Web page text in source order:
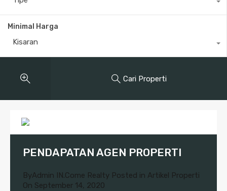
Minimal Harga
Kisaran
Cari Properti
PENDAPATAN AGEN PROPERTI
ByAdmin IN.Come Realty Posted in Artikel Properti
On September 14, 2020